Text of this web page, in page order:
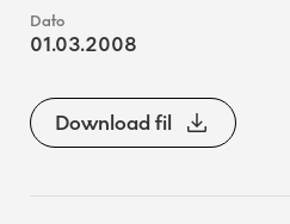
01.03.2008
Download fil